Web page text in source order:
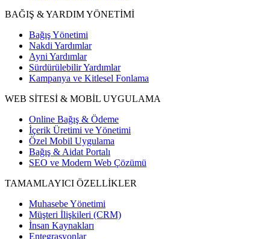
BAĞIŞ & YARDIM YÖNETİMİ
Bağış Yönetimi
Nakdi Yardımlar
Ayni Yardımlar
Sürdürülebilir Yardımlar
Kampanya ve Kitlesel Fonlama
WEB SİTESİ & MOBİL UYGULAMA
Online Bağış & Ödeme
İçerik Üretimi ve Yönetimi
Özel Mobil Uygulama
Bağış & Aidat Portalı
SEO ve Modern Web Çözümü
TAMAMLAYICI ÖZELLİKLER
Muhasebe Yönetimi
Müşteri İlişkileri (CRM)
İnsan Kaynakları
Entegrasyonlar